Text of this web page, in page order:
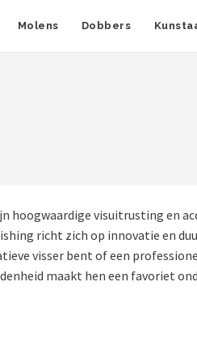
Molens Dobbers
visuitrusting en
richt zich op innovatie en
visser bent of een
maakt hen een favoriet